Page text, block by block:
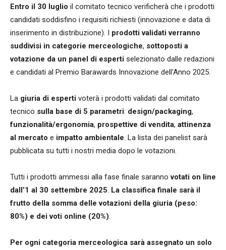
Entro il 30 luglio il comitato tecnico verificherà che i prodotti
candidati soddisfino i requisiti richiesti (innovazione e data di
inserimento in distribuzione). I prodotti validati verranno
suddivisi in categorie merceologiche, sottoposti a
votazione da un panel di esperti selezionato dalle redazioni
e candidati al Premio Barawards Innovazione dell'Anno 2025.
La giuria di esperti voterà i prodotti validati dal comitato
tecnico sulla base di 5 parametri: design/packaging,
funzionalità/ergonomia, prospettive di vendita, attinenza
al mercato e impatto ambientale. La lista dei panelist sarà
pubblicata su tutti i nostri media dopo le votazioni.
Tutti i prodotti ammessi alla fase finale sarannovotati on line
dall’1 al 30 settembre 2025. La classifica finale sarà il
frutto della somma delle votazioni della giuria (peso:
80%) e dei voti online (20%).
Per ogni categoria merceologica sarà assegnato un solo